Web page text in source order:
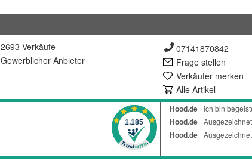
2693 Verkäufe
Gewerblicher Anbieter
07141870842
Frage stellen
Verkäufer merken
Alle Artikel